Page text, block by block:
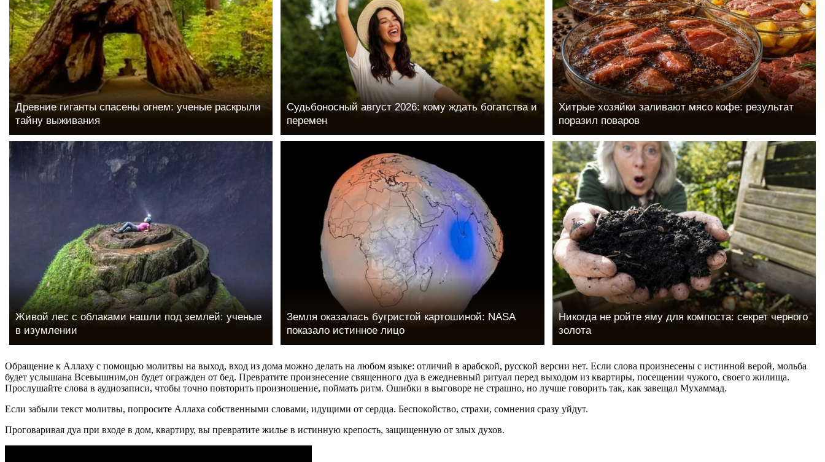
Древние гиганты спасены огнем: ученые раскрыли
тайну выживания
Судьбоносный август 2026: кому ждать богатства и
перемен
Хитрые хозяйки заливают мясо кофе: результат
поразил поваров
Живой лес с облаками нашли под землей: ученые
в изумлении
Земля оказалась бугристой картошиной: NASA
показало истинное лицо
Никогда не ройте яму для компоста: секрет черного
золота
Обращение к Аллаху с помощью молитвы на выход, вход из дома можно делать на любом языке: отличий в арабской, русской версии нет. Если слова произнесены с истинной верой, мольба
будет услышана Всевышним,он будет огражден от бед. Превратите произнесение священного дуа в ежедневный ритуал перед выходом из квартиры, посещении чужого, своего жилища.
Прослушайте слова в аудиозаписи, чтобы точно повторить произношение, поймать ритм. Ошибки в выговоре не страшно, но лучше говорить так, как завещал Мухаммад.
Если забыли текст молитвы, попросите Аллаха собственными словами, идущими от сердца. Беспокойство, страхи, сомнения сразу уйдут.
Проговаривая дуа при входе в дом, квартиру, вы превратите жилье в истинную крепость, защищенную от злых духов.